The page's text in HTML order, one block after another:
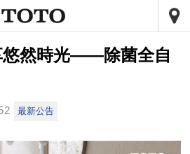
悠然時光——除菌全自
最新公告